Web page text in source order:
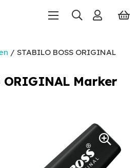
/ STABILO BOSS ORIGINAL
ORIGINAL Marker